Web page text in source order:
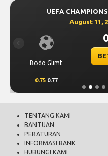
UEFA
August 11,
Bodo Glimt
0.75 0.77
Previous
TENTANG KAMI
BANTUAN
PERATURAN
INFORMASI BANK
HUBUNGI KAMI